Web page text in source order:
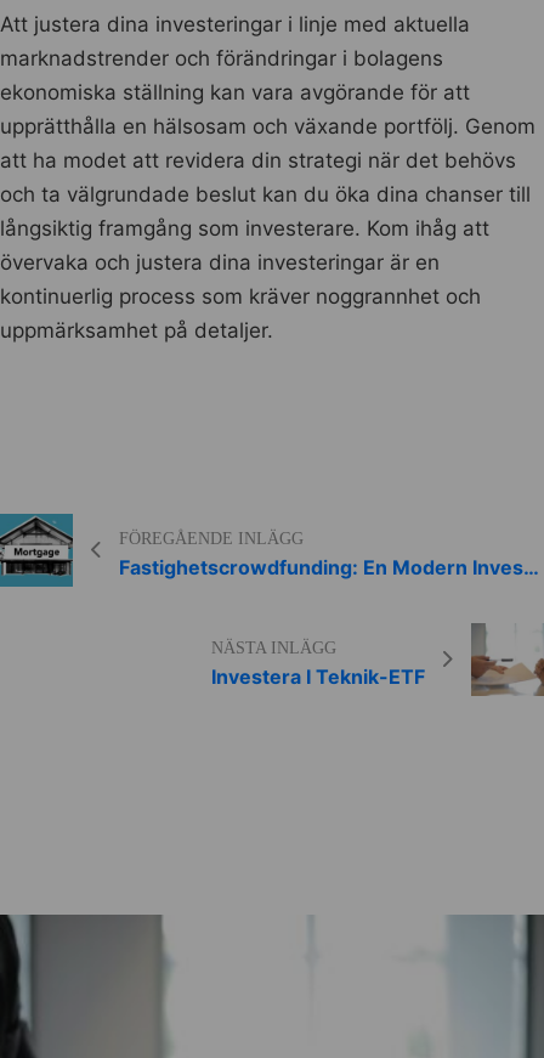
Att justera dina investeringar i linje med aktuella
marknadstrender och förändringar i bolagens
ekonomiska ställning kan vara avgörande för att
upprätthålla en hälsosam och växande portfölj. Genom
att ha modet att revidera din strategi när det behövs
och ta välgrundade beslut kan du öka dina chanser till
långsiktig framgång som investerare. Kom ihåg att
övervaka och justera dina investeringar är en
kontinuerlig process som kräver noggrannhet och
uppmärksamhet på detaljer.
FÖREGÅENDE INLÄGG
Fastighetscrowdfunding: En Modern Investering”
NÄSTA INLÄGG
Investera I Teknik-ETF